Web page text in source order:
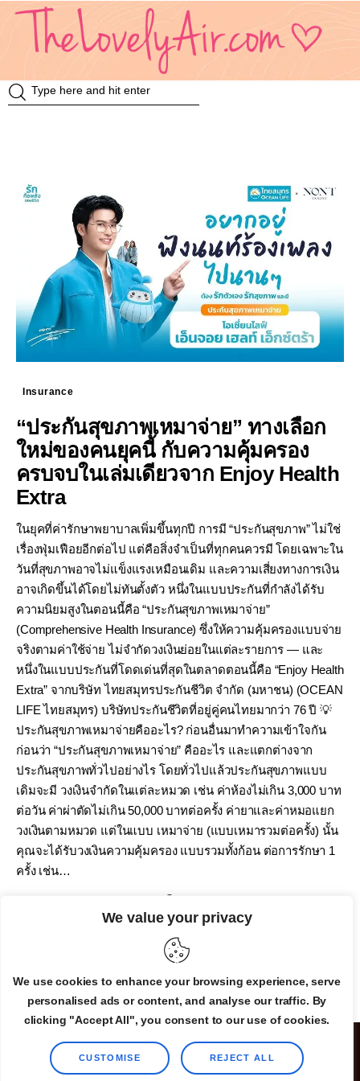
We value your privacy
We use cookies to enhance your browsing experience, serve
personalised ads or content, and analyse our traffic. By
clicking "Accept All", you consent to our use of cookies.
CUSTOMISE REJECT ALL
Knowledge
Insurance
VDO
Event & Activities
แม่แอร์ป้ายยา
Insurance
“ประกันสุขภาพเหมาจ่าย” ทางเลือก
ใหม่ของคนยุคนี้ กับความคุ้มครอง
ครบจบในเล่มเดียวจาก Enjoy Health
Extra
ในยุคที่ค่ารักษาพยาบาลเพิ่มขึ้นทุกปี การมี “ประกันสุขภาพ” ไม่ใช่
เรื่องฟุ่มเฟือยอีกต่อไป แต่คือสิ่งจำเป็นที่ทุกคนควรมี โดยเฉพาะใน
วันที่สุขภาพอาจไม่แข็งแรงเหมือนเดิม และความเสี่ยงทางการเงิน
อาจเกิดขึ้นได้โดยไม่ทันตั้งตัว หนึ่งในแบบประกันที่กำลังได้รับ
ความนิยมสูงในตอนนี้คือ “ประกันสุขภาพเหมาจ่าย”
(Comprehensive Health Insurance) ซึ่งให้ความคุ้มครองแบบจ่าย
จริงตามค่าใช้จ่าย ไม่จำกัดวงเงินย่อยในแต่ละรายการ — และ
หนึ่งในแบบประกันที่โดดเด่นที่สุดในตลาดตอนนี้คือ “Enjoy Health
Extra” จากบริษัท ไทยสมุทรประกันชีวิต จำกัด (มหาชน) (OCEAN
LIFE ไทยสมุทร) บริษัทประกันชีวิตที่อยู่คู่คนไทยมากว่า 76 ปี 💡
ประกันสุขภาพเหมาจ่ายคืออะไร? ก่อนอื่นมาทำความเข้าใจกัน
ก่อนว่า “ประกันสุขภาพเหมาจ่าย” คืออะไร และแตกต่างจาก
ประกันสุขภาพทั่วไปอย่างไร โดยทั่วไปแล้วประกันสุขภาพแบบ
เดิมจะมี วงเงินจำกัดในแต่ละหมวด เช่น ค่าห้องไม่เกิน 3,000 บาท
ต่อวัน ค่าผ่าตัดไม่เกิน 50,000 บาทต่อครั้ง ค่ายาและค่าหมอแยก
วงเงินตามหมวด แต่ในแบบ เหมาจ่าย (แบบเหมารวมต่อครั้ง) นั้น
คุณจะได้รับวงเงินความคุ้มครอง แบบรวมทั้งก้อน ต่อการรักษา 1
ครั้ง เช่น…